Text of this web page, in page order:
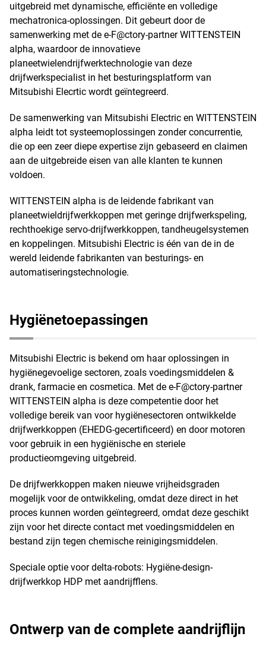
uitgebreid met dynamische, efficiënte en volledige
mechatronica-oplossingen. Dit gebeurt door de
samenwerking met de e-F@ctory-partner WITTENSTEIN
alpha, waardoor de innovatieve
planeetwielendrijfwerktechnologie van deze
drijfwerkspecialist in het besturingsplatform van
Mitsubishi Elecrtic wordt geïntegreerd.
De samenwerking van Mitsubishi Electric en WITTENSTEIN
alpha leidt tot systeemoplossingen zonder concurrentie,
die op een zeer diepe expertise zijn gebaseerd en claimen
aan de uitgebreide eisen van alle klanten te kunnen
voldoen.
WITTENSTEIN alpha is de leidende fabrikant van
planeetwieldrijfwerkkoppen met geringe drijfwerkspeling,
rechthoekige servo-drijfwerkkoppen, tandheugelsystemen
en koppelingen. Mitsubishi Electric is één van de in de
wereld leidende fabrikanten van besturings- en
automatiseringstechnologie.
Hygiënetoepassingen
Mitsubishi Electric is bekend om haar oplossingen in
hygiënegevoelige sectoren, zoals voedingsmiddelen &
drank, farmacie en cosmetica. Met de e-F@ctory-partner
WITTENSTEIN alpha is deze competentie door het
volledige bereik van voor hygiënesectoren ontwikkelde
drijfwerkkoppen (EHEDG-gecertificeerd) en door motoren
voor gebruik in een hygiënische en steriele
productieomgeving uitgebreid.
De drijfwerkkoppen maken nieuwe vrijheidsgraden
mogelijk voor de ontwikkeling, omdat deze direct in het
proces kunnen worden geïntegreerd, omdat deze geschikt
zijn voor het directe contact met voedingsmiddelen en
bestand zijn tegen chemische reinigingsmiddelen.
Speciale optie voor delta-robots: Hygiëne-design-
drijfwerkkop HDP met aandrijfflens.
Ontwerp van de complete aandrijflijn